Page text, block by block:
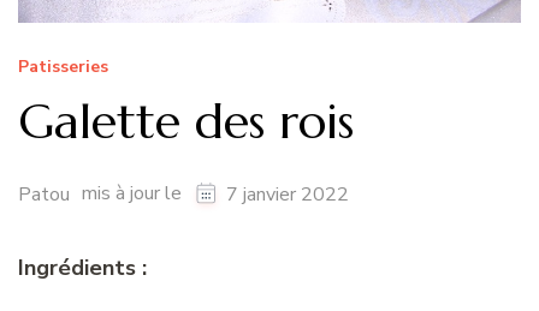
Patisseries
Galette des rois
Patou mis à jour le 7 janvier 2022
Ingrédients :